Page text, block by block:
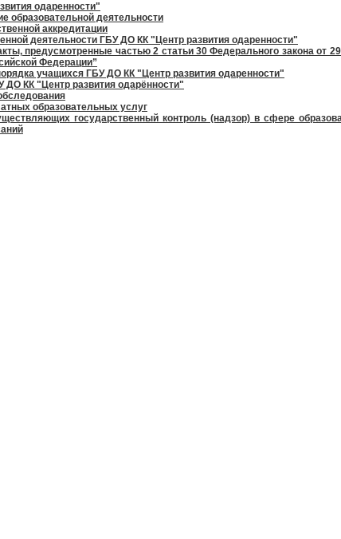
одаренности"
образовательной деятельности
аккредитации
деятельности ГБУ ДО КК "Центр развития одаренности"
предусмотренные частью 2 статьи 30 Федерального закона от
Федерации”
учащихся ГБУ ДО КК "Центр развития одаренности"
ДО КК "Центр развития одарённости"
образовательных услуг
государственный контроль (надзор) в сфере